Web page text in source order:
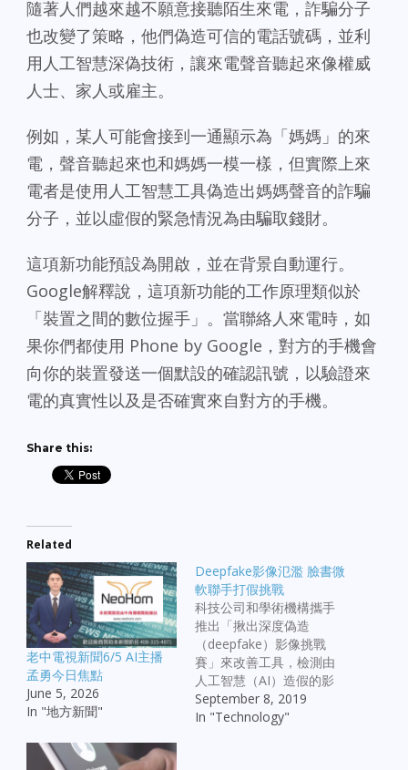
隨著人們越來越不願意接聽陌生來電，詐騙分子
也改變了策略，他們偽造可信的電話號碼，並利
用人工智慧深偽技術，讓來電聲音聽起來像權威
人士、家人或雇主。
例如，某人可能會接到一通顯示為「媽媽」的來
電，聲音聽起來也和媽媽一模一樣，但實際上來
電者是使用人工智慧工具偽造出媽媽聲音的詐騙
分子，並以虛假的緊急情況為由騙取錢財。
這項新功能預設為開啟，並在背景自動運行。
Google解釋說，這項新功能的工作原理類似於
「裝置之間的數位握手」。當聯絡人來電時，如
果你們都使用 Phone by Google，對方的手機會
向你的裝置發送一個默設的確認訊號，以驗證來
電的真實性以及是否確實來自對方的手機。
Share this:
Related
老中電視新聞6/5 AI主播
孟勇今日焦點
June 5, 2026
In "地方新聞"
Deepfake影像氾濫 臉書微
軟聯手打假挑戰
科技公司和學術機構攜手
推出「揪出深度偽造
（deepfake）影像挑戰
賽」來改善工具，檢測由
人工智慧（AI）造假的影
片和其他媒體。 法新社報
導，臉書（Facebook）5
September 8, 2019
In "Technology"